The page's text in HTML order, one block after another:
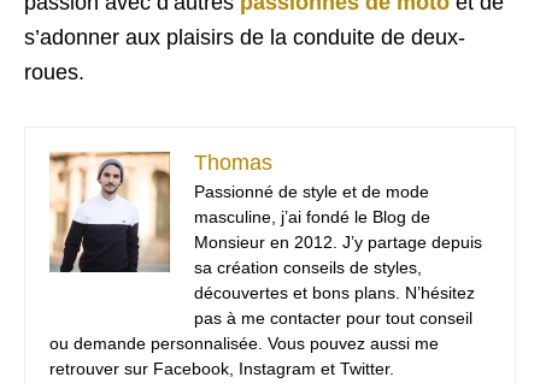
s’adonner aux plaisirs de la conduite de deux-
roues.
Thomas
Passionné de style et de mode
masculine, j’ai fondé le Blog de
Monsieur en 2012. J’y partage depuis
sa création conseils de styles,
découvertes et bons plans. N’hésitez
pas à me contacter pour tout conseil
ou demande personnalisée. Vous pouvez aussi me
retrouver sur Facebook, Instagram et Twitter.